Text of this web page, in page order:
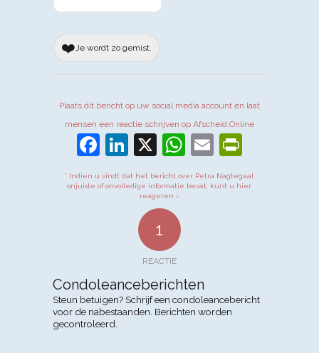
❤️Je wordt zo gemist.
Plaats dit bericht op uw social media account en laat
mensen een reactie schrijven op Afscheid.Online
Facebook
LinkedIn
X WhatsApp
Email
* Indien u vindt dat het bericht over Petra Nagtegaal
onjuiste of onvolledige informatie bevat, kunt u hier
reageren ›
1
REACTIE
Condoleanceberichten
Steun betuigen? Schrijf een condoleancebericht
voor de nabestaanden. Berichten worden
gecontroleerd.